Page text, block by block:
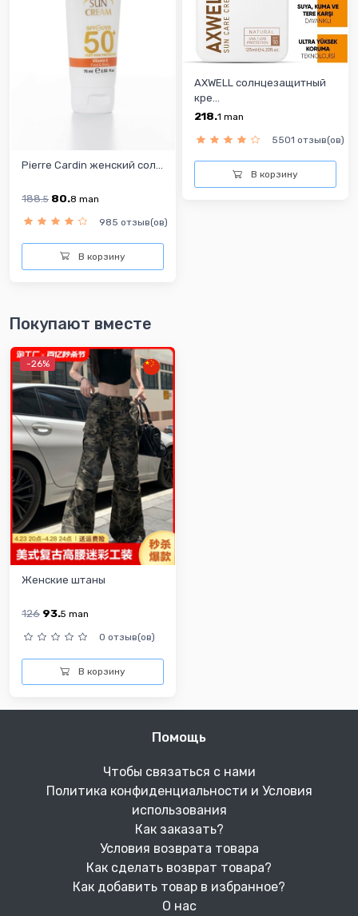
Pierre Cardin женский cол...
188.5 80.8 man
985 отзыв(ов)
В корзину
AXWELL cолнцезащитный
кре...
218.1 man
5501 отзыв(ов)
В корзину
Покупают вместе
-26%
Женские штаны
126 93.5 man
0 отзыв(ов)
В корзину
Помощь
Чтобы связаться с нами
Политика конфиденциальности и Условия
использования
Как заказать?
Условия возврата товара
Как сделать возврат товара?
Как добавить товар в избранное?
О нас